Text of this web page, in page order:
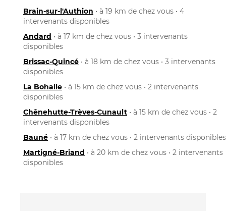
Brain-sur-l'Authion • à 19 km de chez vous • 4
intervenants disponibles
Andard • à 17 km de chez vous • 3 intervenants
disponibles
Brissac-Quincé • à 18 km de chez vous • 3 intervenants
disponibles
La Bohalle • à 15 km de chez vous • 2 intervenants
disponibles
Chênehutte-Trèves-Cunault • à 15 km de chez vous • 2
intervenants disponibles
Bauné • à 17 km de chez vous • 2 intervenants disponibles
Martigné-Briand • à 20 km de chez vous • 2 intervenants
disponibles